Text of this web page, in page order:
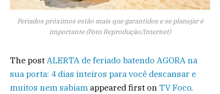
Feriados próximos estão mais que garantidos e se planejar é
importante (Foto Reprodução/Internet)
The postALERTA de feriado batendo AGORA na
sua porta: 4 dias inteiros para você descansar e
muitos nem sabiam appeared first on TV Foco.